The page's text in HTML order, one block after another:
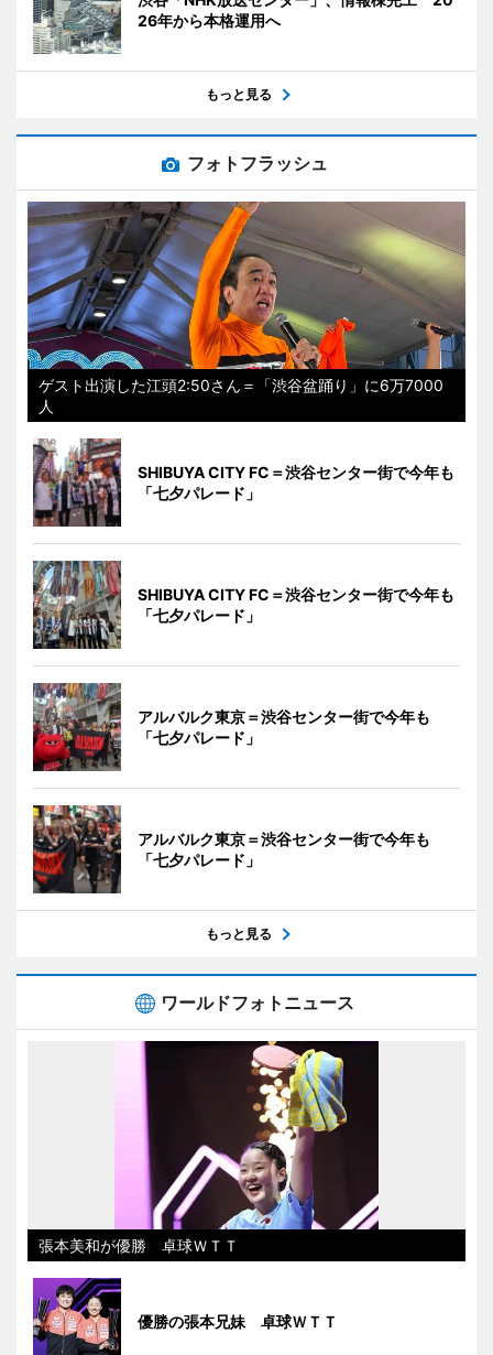
26年から本格運用へ
もっと見る
フォトフラッシュ
ゲスト出演した江頭2:50さん＝「渋谷盆踊り」に6万7000
人
SHIBUYA CITY FC＝渋谷センター街で今年も
「七夕パレード」
SHIBUYA CITY FC＝渋谷センター街で今年も
「七夕パレード」
アルバルク東京＝渋谷センター街で今年も
「七夕パレード」
アルバルク東京＝渋谷センター街で今年も
「七夕パレード」
もっと見る
ワールドフォトニュース
張本美和が優勝 卓球ＷＴＴ
優勝の張本兄妹 卓球ＷＴＴ